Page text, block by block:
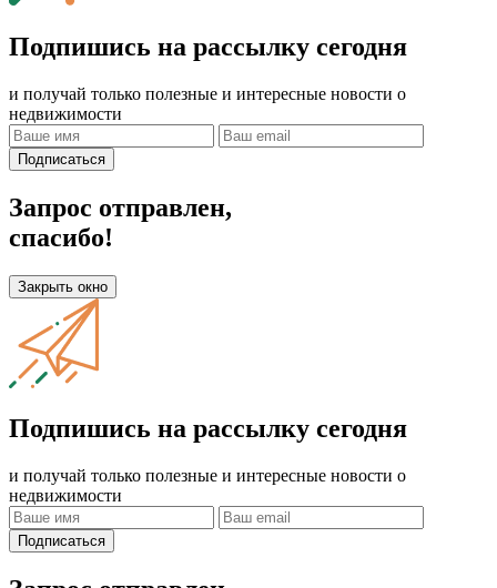
Подпишись на рассылку сегодня
и получай только полезные и интересные новости о
недвижимости
Подписаться
Запрос отправлен,
спасибо!
Закрыть окно
Подпишись на рассылку сегодня
и получай только полезные и интересные новости о
недвижимости
Подписаться